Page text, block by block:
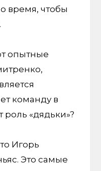
время, чтобы
опытные
команду в
роль «дядьки»?
Игорь
Это самые